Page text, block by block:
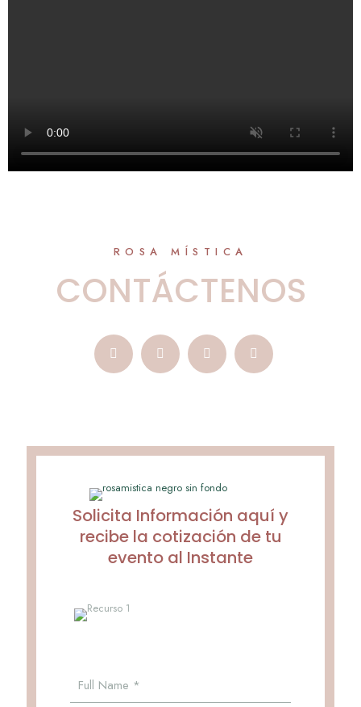
ROSA MÍSTICA
CONTÁCTENOS
Solicita Información aquí y
recibe la cotización de tu
evento al Instante